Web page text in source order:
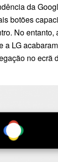
da
botões
No entanto,
a LG
no ecrã